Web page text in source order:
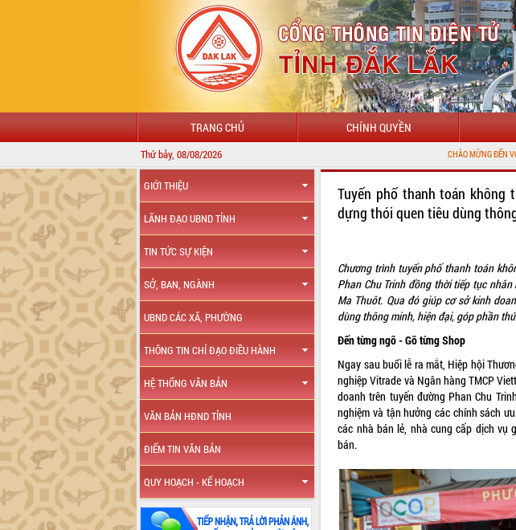
TRANG CHỦ CHÍNH QUYỀN
Thứ bảy, 08/08/2026 CHÀO MỪNG ĐẾN VỚI CỔNG THÔNG TIN ĐIỆN
GIỚI THIỆU
LÃNH ĐẠO UBND TỈNH
TIN TỨC SỰ KIỆN
SỞ, BAN, NGÀNH
UBND CÁC XÃ, PHƯỜNG
THÔNG TIN CHỈ ĐẠO ĐIỀU HÀNH
HỆ THỐNG VĂN BẢN
VĂN BẢN HĐND TỈNH
ĐIỂM TIN VĂN BẢN
QUY HOẠCH - KẾ HOẠCH
Tuyến phố thanh toán không
dựng thói quen tiêu dùng
Chương trình tuyến phố thanh toán
Phan Chu Trinh đồng thời tiếp tục
Ma Thuôt. Qua đó giúp cơ sở kinh
dùng thông minh, hiện đại, góp phần
Đến từng ngõ - Gõ từng Shop
Ngay sau buổi lễ ra mắt, Hiệp hội
nghiệp Vitrade và Ngân hàng TMCP
doanh trên tuyến đường Phan Chu
nghiệm và tận hưởng các chính sách
các nhà bán lẻ, nhà cung cấp dịch vụ
bán.